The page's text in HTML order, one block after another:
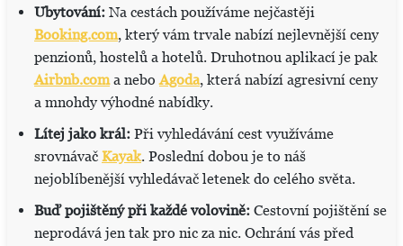
Ubytování: Na cestách používáme nejčastěji
Booking.com, který vám trvale nabízí nejlevnější ceny
penzionů, hostelů a hotelů. Druhotnou aplikací je pak
Airbnb.coma neboAgoda, která nabízí agresivní ceny
a mnohdy výhodné nabídky.
Lítej jako král: Při vyhledávání cest využíváme
srovnávač Kayak. Poslední dobou je to náš
nejoblíbenější vyhledávač letenek do celého světa.
Buď pojištěný při každé volovině: Cestovní pojištění se
neprodává jen tak pro nic za nic. Ochrání vás před